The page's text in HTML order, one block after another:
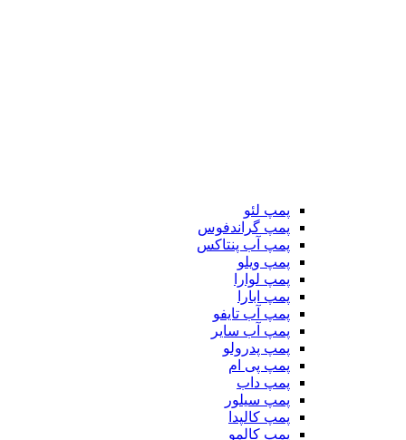
پمپ لئو
پمپ گراندفوس
پمپ آب پنتاکس
پمپ ویلو
پمپ لوارا
پمپ ابارا
پمپ آب تایفو
پمپ آب سایر
پمپ پدرولو
پمپ پی ام
پمپ داب
پمپ سیلور
پمپ کالپدا
پمپ کالمو